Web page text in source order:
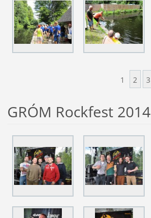
1 2 3
GRÓM Rockfest 2014